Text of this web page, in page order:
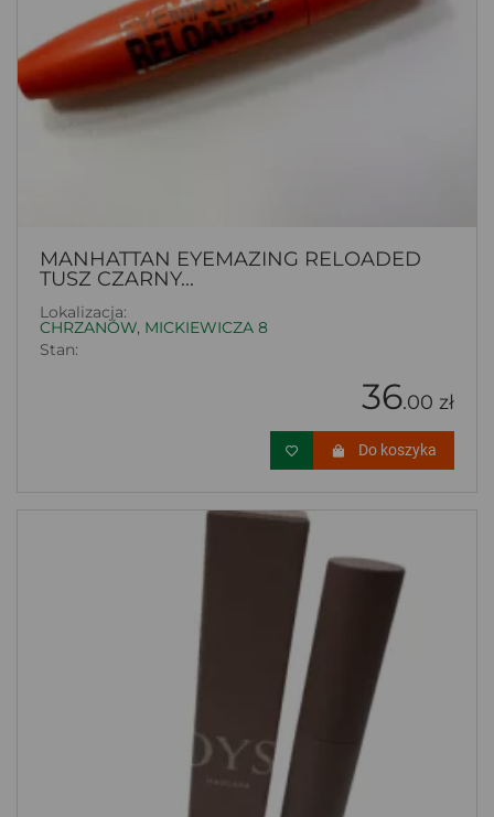
MANHATTAN EYEMAZING RELOADED
TUSZ CZARNY...
Lokalizacja:
CHRZANÓW, MICKIEWICZA 8
Stan:
36.00 zł
Do koszyka